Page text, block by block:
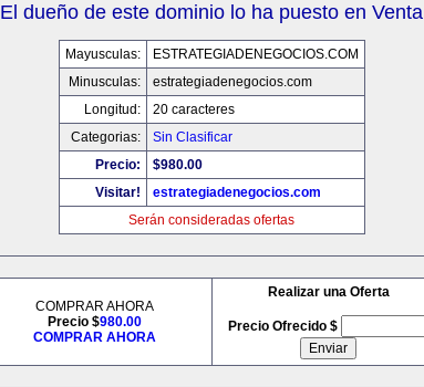
El dueño de este dominio lo ha puesto en Venta
Mayusculas:
ESTRATEGIADENEGOCIOS.COM
Minusculas:
estrategiadenegocios.com
Longitud:
20 caracteres
Categorias:
Sin Clasificar
Precio:
$980.00
Visitar!
estrategiadenegocios.com
Serán consideradas ofertas
COMPRAR AHORA
Precio $980.00
COMPRAR AHORA
Realizar una Oferta
Precio Ofrecido $